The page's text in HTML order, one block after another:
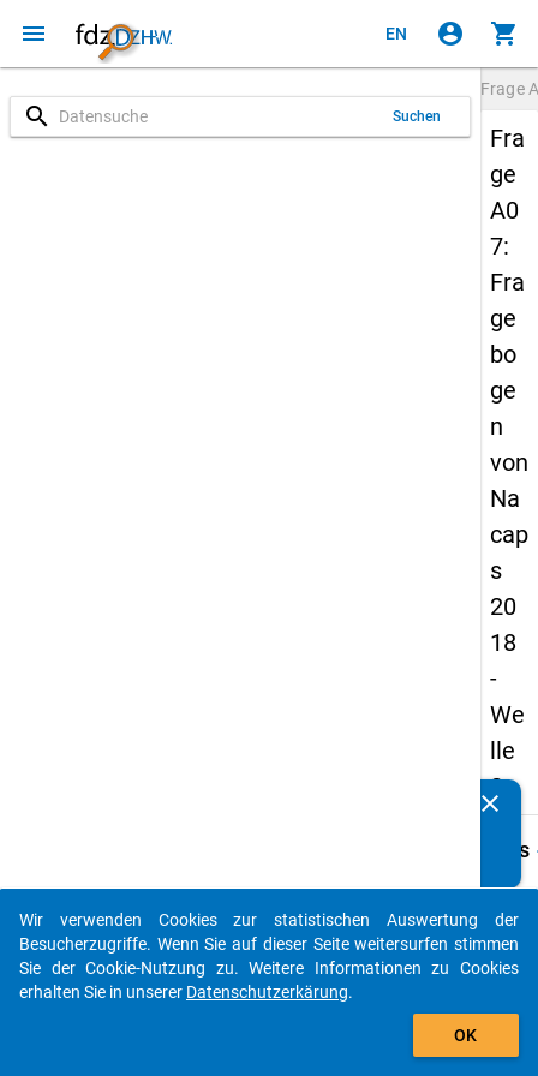
menu EN account_circle shopping_cart
search Suchen
Frage
Fra
ge
A0
7:
Fra
ge
bo
ge
n
von
Na
cap
s
20
18
-
We
lle
2
Details
A07
Kam/
clear
auto_stories
add_shopping_cart
Wir verwenden Cookies zur statistischen Auswertung der
Besucherzugriffe. Wenn Sie auf dieser Seite weitersurfen stimmen
Sie der Cookie-Nutzung zu. Weitere Informationen zu Cookies
erhalten Sie in unserer Datenschutzerkärung.
OK